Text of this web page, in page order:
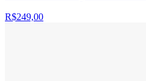
R$249,00